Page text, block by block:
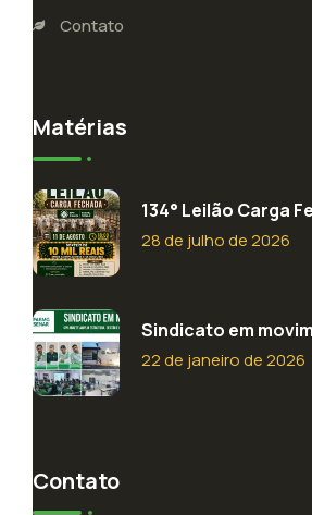
Contato
Matérias
134° Leilão Carga
28 de julho de 2026
Sindicato em
22 de janeiro de 2026
Contato